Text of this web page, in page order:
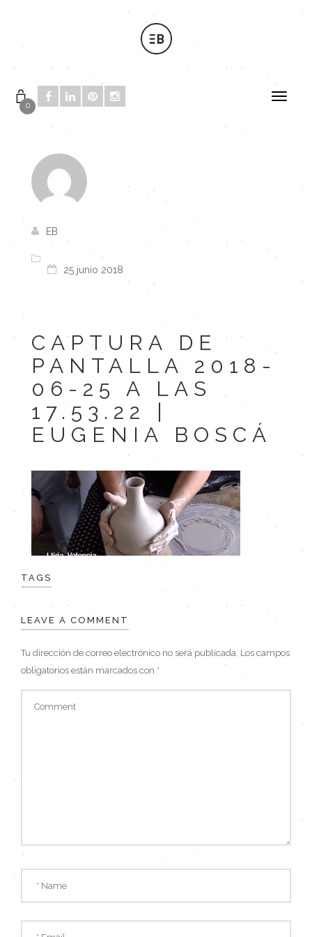
0
EB
25 junio 2018
CAPTURA DE
PANTALLA 2018-
06-25 A LAS
17.53.22 |
EUGENIA BOSCÁ
TAGS
LEAVE A COMMENT
Tu dirección de correo electrónico no será publicada. Los campos
obligatorios están marcados con *